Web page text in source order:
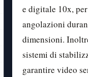
e digitale 10x,
angolazioni
dimensioni.
sistemi di
garantire video